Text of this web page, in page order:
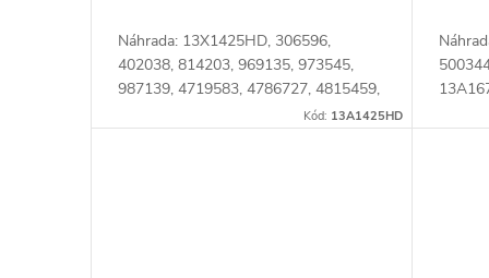
Náhrada: 13X1425HD, 306596,
402038, 814203, 969135, 973545,
987139, 4719583, 4786727, 4815459,
4815464, 61689613, 98464573,
Kód: 13A1425HD